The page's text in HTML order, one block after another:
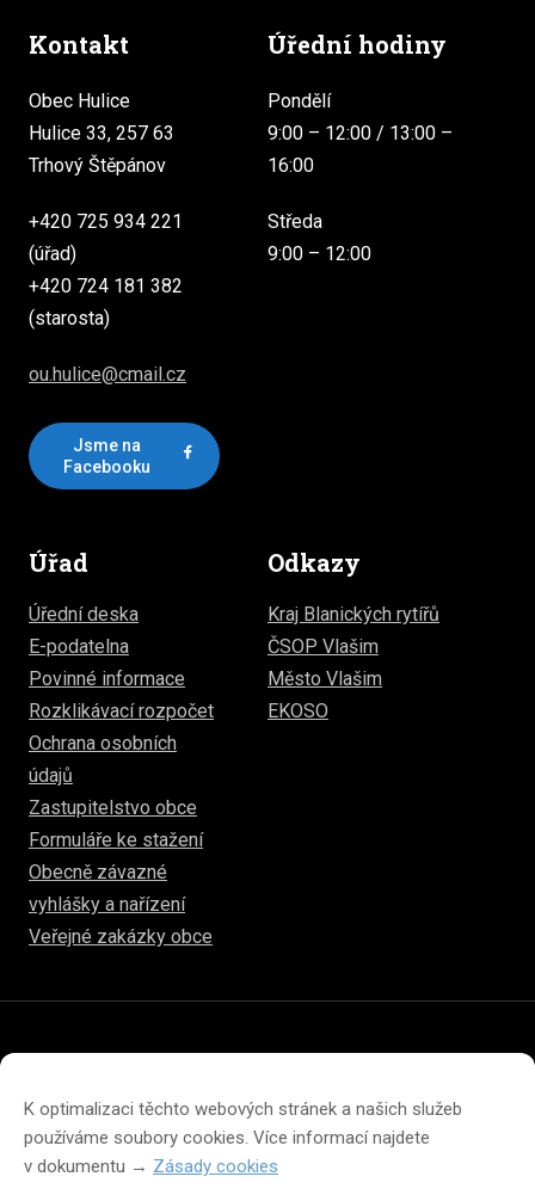
K optimalizaci těchto webových stránek a našich služeb
používáme soubory cookies. Více informací najdete
v dokumentu → Zásady cookies
Kontakt
Obec Hulice
Hulice 33, 257 63
Trhový Štěpánov
+420 725 934 221
(úřad)
+420 724 181 382
(starosta)
ou.hulice@cmail.cz
Jsme na
Facebooku
Úřední hodiny
Pondělí
9:00 – 12:00 / 13:00 –
16:00
Středa
9:00 – 12:00
Úřad
Úřední deska
E-podatelna
Povinné informace
Rozklikávací rozpočet
Ochrana osobních
údajů
Zastupitelstvo obce
Formuláře ke stažení
Obecně závazné
vyhlášky a nařízení
Veřejné zakázky obce
Odkazy
Kraj Blanických rytířů
ČSOP Vlašim
Město Vlašim
EKOSO
Prohlášení o přístupnosti
Prohlášení o ochraně soukromí
Zásady cookies (EU)